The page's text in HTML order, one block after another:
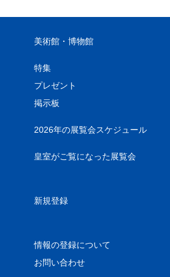
美術館・博物館
特集
プレゼント
掲示板
2026年の展覧会スケジュール
皇室がご覧になった展覧会
新規登録
情報の登録について
お問い合わせ